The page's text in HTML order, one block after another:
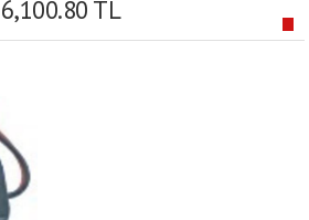
6,100.80 TL